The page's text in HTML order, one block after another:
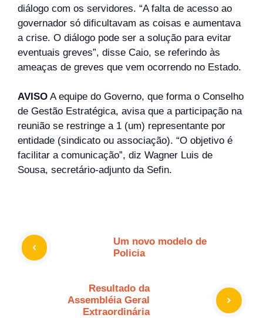
diálogo com os servidores. “A falta de acesso ao
governador só dificultavam as coisas e aumentava
a crise. O diálogo pode ser a solução para evitar
eventuais greves”, disse Caio, se referindo às
ameaças de greves que vem ocorrendo no Estado.
AVISO A equipe do Governo, que forma o Conselho
de Gestão Estratégica, avisa que a participação na
reunião se restringe a 1 (um) representante por
entidade (sindicato ou associação). “O objetivo é
facilitar a comunicação”, diz Wagner Luis de
Sousa, secretário-adjunto da Sefin.
Um novo modelo de
Policia
Resultado da
Assembléia Geral
Extraordinária